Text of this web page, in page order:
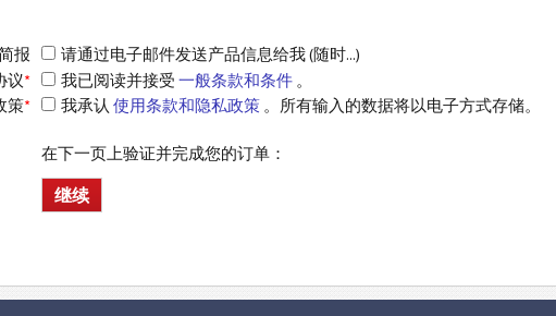
报
请通过电子邮件发送产品信息给我 (随时...)
议* 我已阅读并接受 一般条款和条件 。
策* 我承认 使用条款和隐私政策 。所有输入的数据将以电子方式存储。
在下一页上验证并完成您的订单：